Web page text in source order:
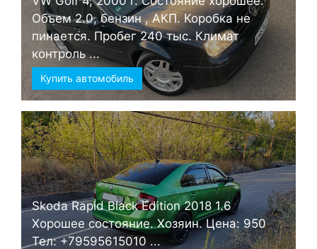
Объем 2.0, бензин , АКП. Коробка не
пинается. Пробег 240 тыс. Климат
контроль ...
Купить автомобиль
Skoda Rapid Black Edition 2018 1.6
Хорошее состояние. Хозяин. Цена: 950
Тел: +79595615010 ...